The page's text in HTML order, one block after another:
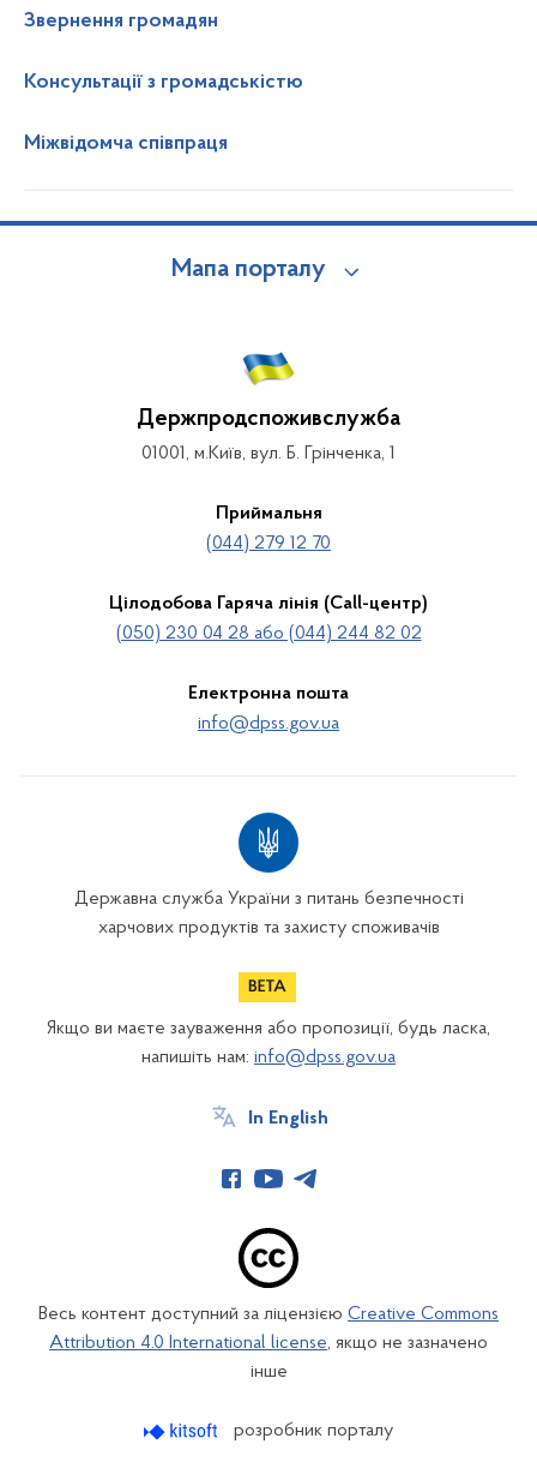
Звернення громадян
Консультації з громадськістю
Міжвідомча співпраця
Мапа порталу
Держпродспоживслужба
01001, м.Київ, вул. Б. Грінченка, 1
Приймальня
(044) 279 12 70
Цілодобова Гаряча лінія (Call-центр)
(050) 230 04 28 або (044) 244 82 02
Електронна пошта
info@dpss.gov.ua
Державна служба України з питань безпечності
харчових продуктів та захисту споживачів
Якщо ви маєте зауваження або пропозиції, будь ласка,
напишіть нам: info@dpss.gov.ua
In English
Весь контент доступний за ліцензією Creative Commons
Attribution 4.0 International license, якщо не зазначено
інше
розробник порталу